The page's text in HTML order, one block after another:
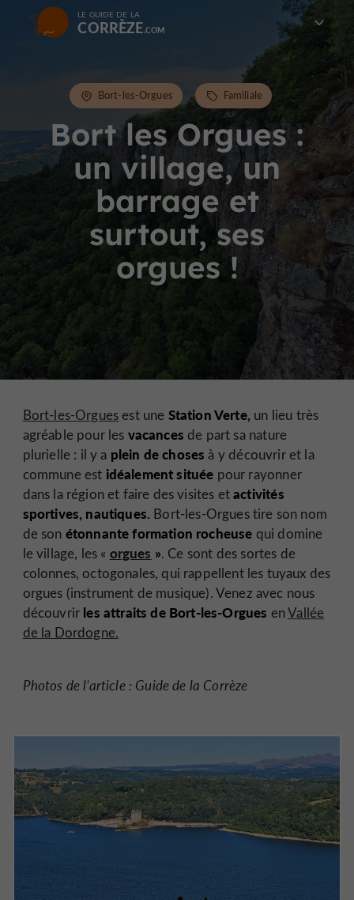
LE GUIDE DE LA
CORRÈZE
Bort les Orgues :
un village, un
barrage et
surtout, ses
orgues !
Bort-les-Orgues Familiale
Bort-les-Orguesest une Station Verte, un lieu très
agréable pour les vacances de part sa nature
plurielle : il y a plein de choses à y découvrir et la
commune est idéalement située pour rayonner
dans la région et faire des visites etactivités
sportives, nautiques. Bort-les-Orgues tire son nom
de son étonnanteformation rocheuse qui domine
le village, les « orgues ». Ce sont des sortes de
colonnes, octogonales, qui rappellent les tuyaux des
orgues (instrument de musique). Venez avec nous
découvrir les attraits de Bort-les-Orgues enVallée
de la Dordogne.
Photos de l’article : Guide de la Corrèze